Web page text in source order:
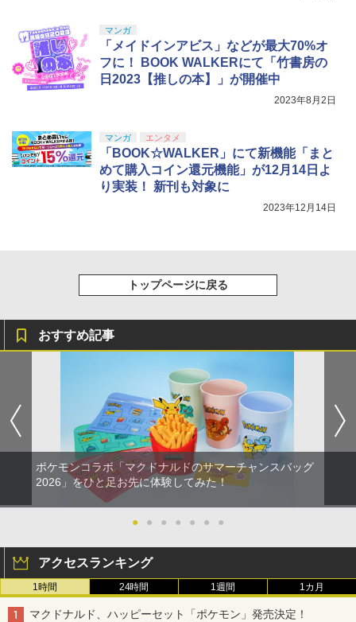
マンガ
「メイドインアビス」などが最大70%オ
フに！ BOOK WALKERにて「竹書房の
日2023【推しの本】」が開催中
2023年8月2日
マンガ エンタメ
「BOOK☆WALKER」にて新機能「まと
めて購入コイン還元機能」が12月14日よ
り実装！ 新刊も対象に
2023年12月14日
トップページに戻る
おすすめ記事
ポケモンコラボ「マクドナルドのサマーチャンスバッグ
2026」をひと足お先に体験してみた！
● ● ● ● ● ● ●
アクセスランキング
1時間 24時間 1週間 1カ月
マクドナルド、ハッピーセット「ポケモン」発売決定！